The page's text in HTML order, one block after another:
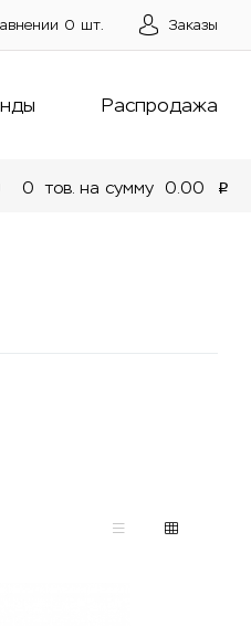
0 шт. Заказы
Распродажа
0 тов. на сумму 0.00 p